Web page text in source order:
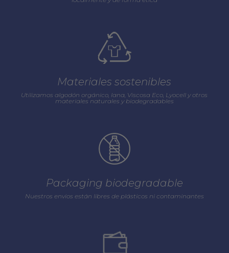
Materiales sostenibles
Utilizamos algodón orgánico, lana, Viscosa Eco, Lyocell y otros
materiales naturales y biodegradables
Packaging biodegradable
Nuestros envios están libres de plásticos ni contaminantes